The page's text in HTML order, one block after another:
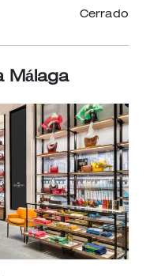
Cerrado
Málaga